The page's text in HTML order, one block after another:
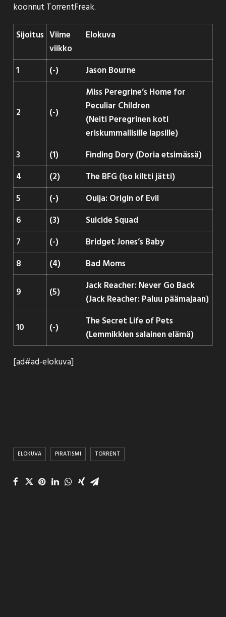
koonnut TorrentFreak.
Sijoitus Viime
viikko
Elokuva
1 (-) Jason Bourne
2 (-)
Miss Peregrine’s Home for
Peculiar Children
(Neiti Peregrinen koti
eriskummallisille lapsille)
3
(1)
Finding Dory (Doria etsimässä)
4
(2)
The BFG (Iso kiltti jätti)
5
(-)
Ouija: Origin of Evil
6
(3)
Suicide Squad
7
(-)
Bridget Jones’s Baby
8
(4) Bad Moms
9 (5)
Jack Reacher: Never Go Back
(Jack Reacher: Paluu päämajaan)
10 (-)
The Secret Life of Pets
(Lemmikkien salainen elämä)
[ad#ad-elokuva]
ELOKUVA PIRATISMI TORRENT